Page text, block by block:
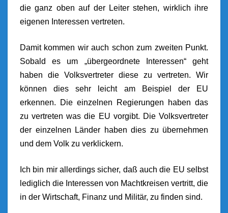
die ganz oben auf der Leiter stehen, wirklich ihre
eigenen Interessen vertreten.
Damit kommen wir auch schon zum zweiten Punkt.
Sobald es um „übergeordnete Interessen“ geht
haben die Volksvertreter diese zu vertreten. Wir
können dies sehr leicht am Beispiel der EU
erkennen. Die einzelnen Regierungen haben das
zu vertreten was die EU vorgibt. Die Volksvertreter
der einzelnen Länder haben dies zu übernehmen
und dem Volk zu verklickern.
Ich bin mir allerdings sicher, daß auch die EU selbst
lediglich die Interessen von Machtkreisen vertritt, die
in der Wirtschaft, Finanz und Militär, zu finden sind.